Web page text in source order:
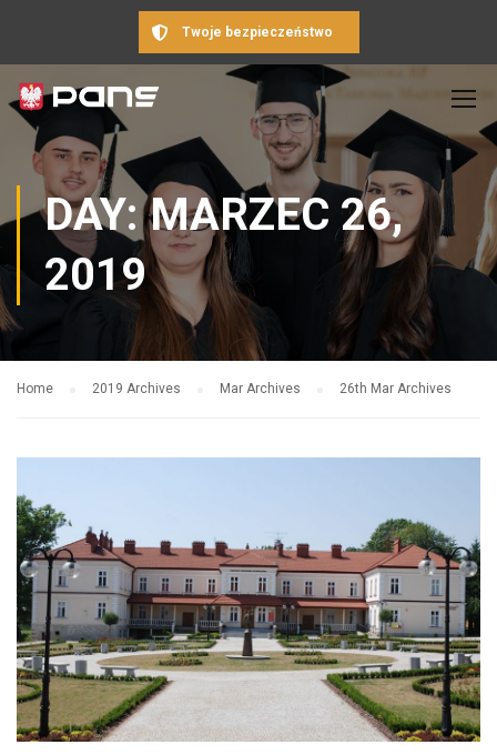
Twoje bezpieczeństwo
DAY: MARZEC 26,
2019
Home 2019 Archives Mar Archives 26th Mar Archives